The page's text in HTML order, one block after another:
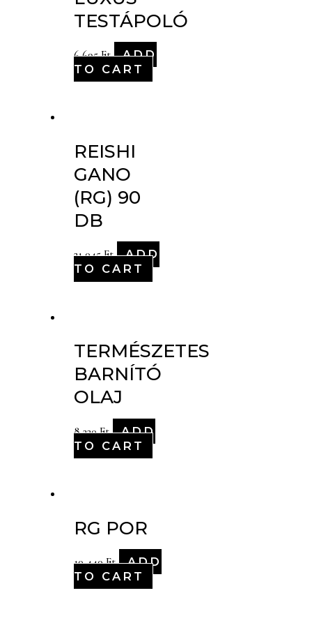
TESTÁPOLÓ
6,695Ft
ADD
TO CART
REISHI
GANO
(RG) 90
DB
21,045Ft
ADD
TO CART
TERMÉSZETES
BARNÍTÓ
OLAJ
8,220Ft
ADD
TO CART
RG POR
10,440Ft
ADD
TO CART